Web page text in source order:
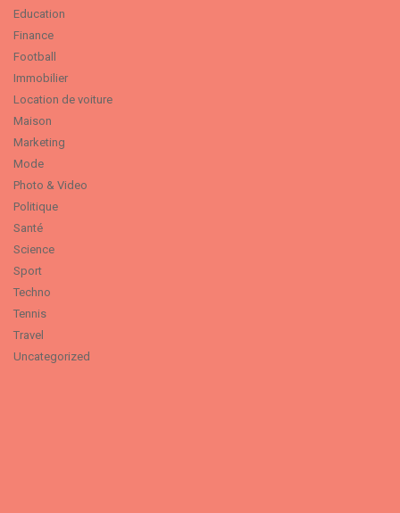
Education
Finance
Football
Immobilier
Location de voiture
Maison
Marketing
Mode
Photo & Video
Politique
Santé
Science
Sport
Techno
Tennis
Travel
Uncategorized